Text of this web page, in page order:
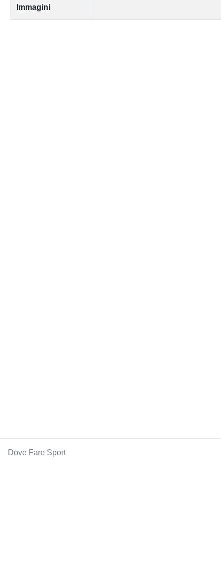
Immagini
Dove Fare Sport